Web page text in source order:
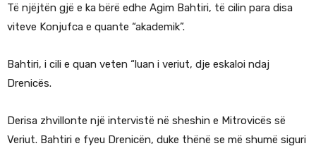
Të njëjtën gjë e ka bërë edhe Agim Bahtiri, të cilin para disa
viteve Konjufca e quante “akademik”.
Bahtiri, i cili e quan veten “luan i veriut, dje eskaloi ndaj
Drenicës.
Derisa zhvillonte një intervistë në sheshin e Mitrovicës së
Veriut. Bahtiri e fyeu Drenicën, duke thënë se më shumë siguri